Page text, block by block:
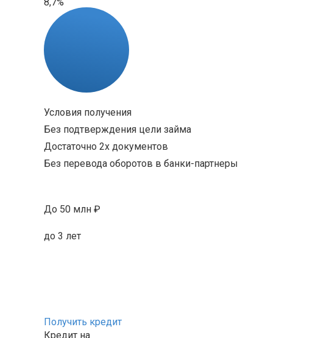
Условия получения
Без подтверждения цели займа
Достаточно 2х документов
Без перевода оборотов в банки-партнеры
До 50 млн ₽
до 3 лет
Получить кредит
Кредит на